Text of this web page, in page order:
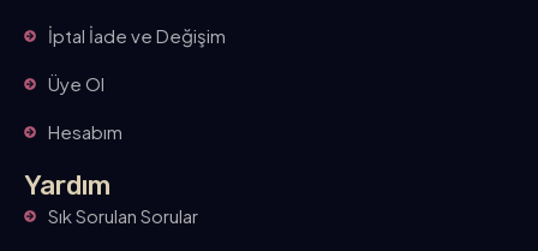
İptal İade ve Değişim
Üye Ol
Hesabım
Yardım
Sık Sorulan Sorular